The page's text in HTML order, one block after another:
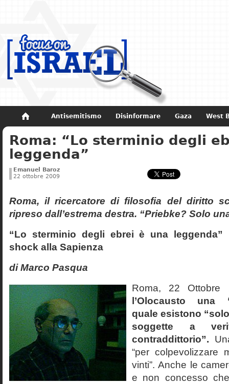
Antisemitismo Disinformare Gaza West
Non dimenticare Storia di Israele
Roma: “Lo sterminio degli
leggenda”
Emanuel Baroz
22 ottobre 2009
Roma, il ricercatore di filosofia del diritto
ripreso dall’estrema destra. “Priebke? Solo
“Lo sterminio degli ebrei è una leggenda”
shock alla Sapienza
di Marco Pasqua
Roma, 22
l’Olocausto una
quale esistono
soggette a
contraddittorio”.
“per colpevolizzare
vinti”. Anche le
e non concesso